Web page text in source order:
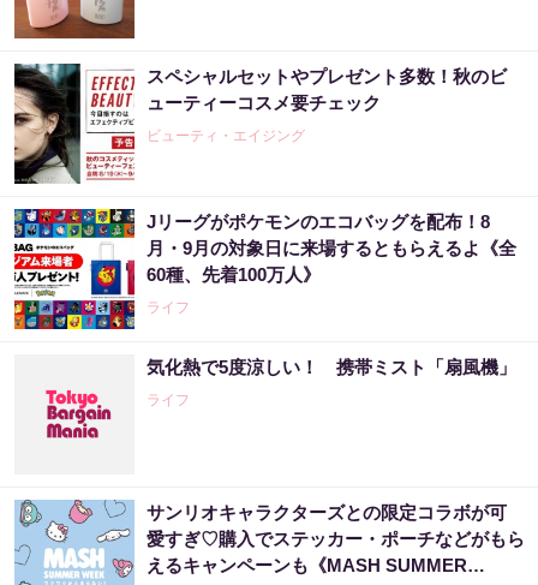
スペシャルセットやプレゼント多数！秋のビ
ューティーコスメ要チェック
ビューティ・エイジング
Jリーグがポケモンのエコバッグを配布！8
月・9月の対象日に来場するともらえるよ《全
60種、先着100万人》
ライフ
気化熱で5度涼しい！ 携帯ミスト「扇風機」
ライフ
サンリオキャラクターズとの限定コラボが可
愛すぎ♡購入でステッカー・ポーチなどがもら
えるキャンペーンも《MASH SUMMER